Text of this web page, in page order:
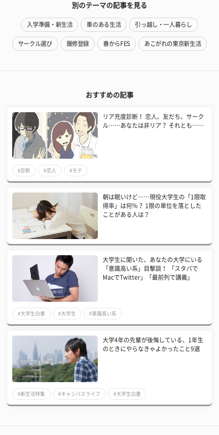
別のテーマの記事を見る
入学準備・新生活 車のある生活 引っ越し・一人暮らし
サークル選び 履修登録 春からFES あこがれの東京新生活
おすすめの記事
リア充度診断！ 恋人、友だち、サーク
ル……あなたは非リア？ それとも……
#診断 #恋人 #モテ
朝は眠いけど……現役大学生の「1限取
得率」は何％？ 1限の単位を落とした
ことがある人は？
大学生に聞いた、あなたの大学にいる
「意識高い系」目撃談！ 「スタバで
MacでTwitter」「最前列で講義」
#大学生白書 #大学生 #意識高い系
大学4年の先輩が後悔している、1年生
のときにやらなきゃよかったこと9選
#新生活特集 #キャンパスライフ #大学生白書